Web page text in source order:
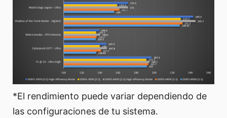
*El rendimiento puede variar dependiendo de
las configuraciones de tu sistema.